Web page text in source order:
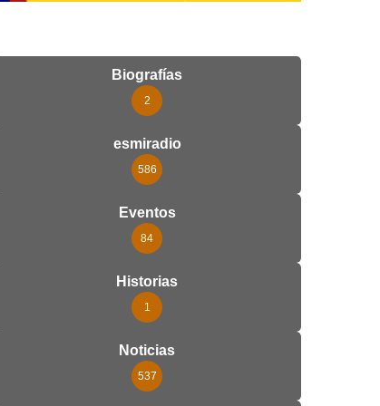
Biografías
2
esmiradio
586
Eventos
84
Historias
1
Noticias
537